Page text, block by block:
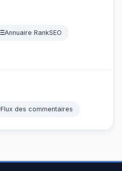
Annuaire RankSEO
Flux des commentaires